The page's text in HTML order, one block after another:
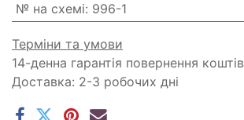
№ на схемі: 996-1
Терміни та умови
14-денна гарантія повернення коштів
Доставка: 2-3 робочих дні